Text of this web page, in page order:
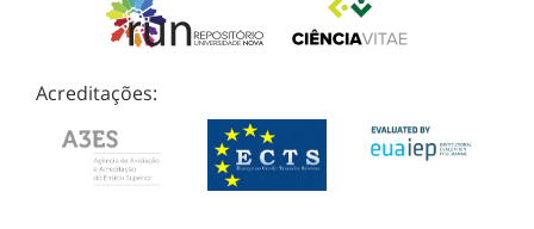
Acreditações: